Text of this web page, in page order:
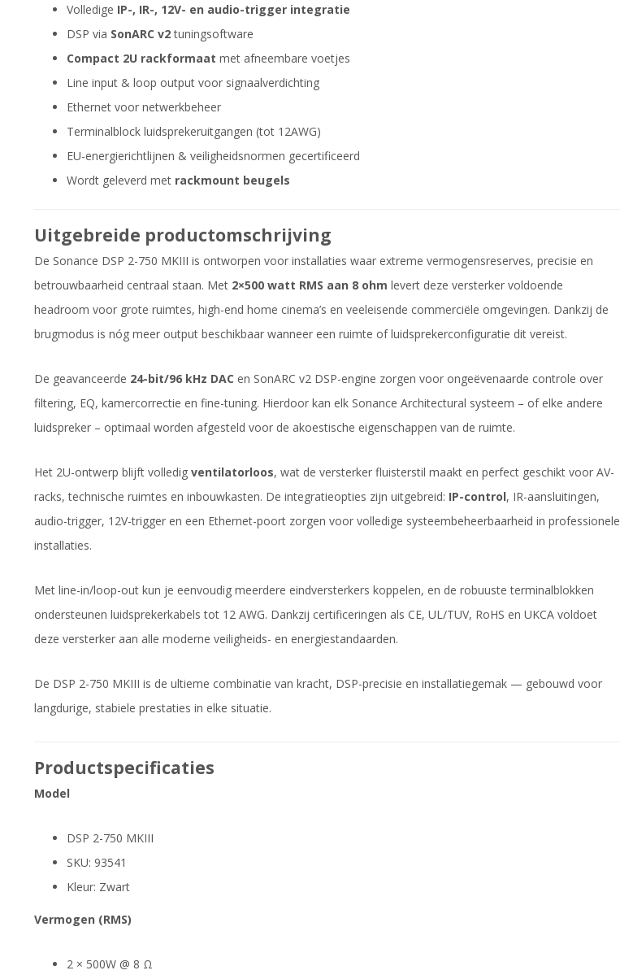
Volledige IP-, IR-, 12V- en audio-trigger integratie
DSP via SonARC v2tuningsoftware
Compact 2U rackformaat met afneembare voetjes
Line input & loop output voor signaalverdichting
Ethernet voor netwerkbeheer
Terminalblock luidsprekeruitgangen (tot 12AWG)
EU-energierichtlijnen & veiligheidsnormen gecertificeerd
Wordt geleverd met rackmount beugels
Uitgebreide productomschrijving
De Sonance DSP 2-750 MKIII is ontworpen voor installaties waar extreme vermogensreserves, precisie en
betrouwbaarheid centraal staan. Met 2×500 watt RMS aan 8 ohm levert deze versterker voldoende
headroom voor grote ruimtes, high-end home cinema’s en veeleisende commerciële omgevingen. Dankzij de
brugmodus is nóg meer output beschikbaar wanneer een ruimte of luidsprekerconfiguratie dit vereist.
De geavanceerde 24-bit/96 kHz DAC en SonARC v2 DSP-engine zorgen voor ongeëvenaarde controle over
filtering, EQ, kamercorrectie en fine-tuning. Hierdoor kan elk Sonance Architectural systeem – of elke andere
luidspreker – optimaal worden afgesteld voor de akoestische eigenschappen van de ruimte.
Het 2U-ontwerp blijft volledig ventilatorloos, wat de versterker fluisterstil maakt en perfect geschikt voor AV-
racks, technische ruimtes en inbouwkasten. De integratieopties zijn uitgebreid: IP-control, IR-aansluitingen,
audio-trigger, 12V-trigger en een Ethernet-poort zorgen voor volledige systeembeheerbaarheid in professionele
installaties.
Met line-in/loop-out kun je eenvoudig meerdere eindversterkers koppelen, en de robuuste terminalblokken
ondersteunen luidsprekerkabels tot 12 AWG. Dankzij certificeringen als CE, UL/TUV, RoHS en UKCA voldoet
deze versterker aan alle moderne veiligheids- en energiestandaarden.
De DSP 2-750 MKIII is de ultieme combinatie van kracht, DSP-precisie en installatiegemak — gebouwd voor
langdurige, stabiele prestaties in elke situatie.
Productspecificaties
Model
DSP 2-750 MKIII
SKU: 93541
Kleur: Zwart
Vermogen (RMS)
2 × 500W @ 8 Ω